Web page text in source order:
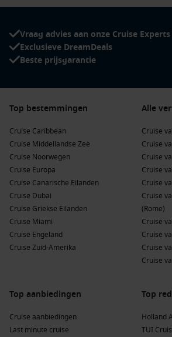
Nieuwe mogelijkheden in 2027:
In 2027 vaar je met meerdere schepen
de bekende routes met de Rotterdamen
vanuit Rotterdam, vertrekt ook de
Amsterdam. Dit betekent meer keuze,
Voorbeeldprijzen:
• Vanaf€1.499 p.p.
– 7 nachten Noorse
Zuiderdam
• Vanaf€1.599 p.p.
– 7 nachten Noorse
Rotterdam
• Vanaf€3.309 p.p.– 14 nachten
met de Nieuw Statendam
Belangrijke voorwaarden:
• De actie geldt voor geselecteerde2027
• De aanbetaling van €99 p.p. is tijdelijk
promoties zoals Have It All
wijzigen of te beëindigen
Vraag advies aan onze Cruise Experts
Exclusieve DreamDeals
Beste prijsgarantie
Top bestemmingen
Cruise Caribbean
Cruise Middellandse Zee
Cruise Noorwegen
Cruise Europa
Cruise Canarische Eilanden
Cruise Dubai
Cruise Griekse Eilanden
Cruise Miami
Cruise Engeland
Cruise Zuid-Amerika
Alle
Cruise
Cruise
Cruise
Cruise
Cruise
Cruise
(Rome)
Cruise
Cruise
Cruise
Cruise
Top aanbiedingen
Cruise aanbiedingen
Last minute cruise
Top
Holland
TUI